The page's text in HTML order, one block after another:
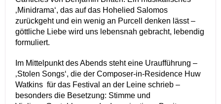
‚Minidrama‘, das auf das Hohelied Salomos
zurückgeht und ein wenig an Purcell denken lässt –
göttliche Liebe wird uns lebensnah gebracht, lebendig
formuliert.
Im Mittelpunkt des Abends steht eine Uraufführung –
‚Stolen Songs‘, die der Composer-in-Residence Huw
Watkins für das Festival an der Leine schrieb –
besonders die Besetzung: Stimme und